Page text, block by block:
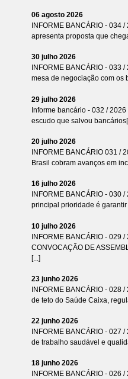
06 agosto 2026
INFORME BANCÁRIO - 034
apresenta proposta que
30 julho 2026
INFORME BANCÁRIO - 033
mesa de negociação com os
29 julho 2026
Informe bancário - 032 /
escudo que salvou
20 julho 2026
INFORME BANCÁRIO 031 /
Brasil cobram avanços em
16 julho 2026
INFORME BANCÁRIO - 030
principal prioridade é garantir
10 julho 2026
INFORME BANCÁRIO - 029 /
CONVOCAÇÃO DE
[...]
23 junho 2026
INFORME BANCÁRIO - 028
de teto do Saúde Caixa,
22 junho 2026
INFORME BANCÁRIO - 027
de trabalho saudável e
18 junho 2026
INFORME BANCÁRIO - 026